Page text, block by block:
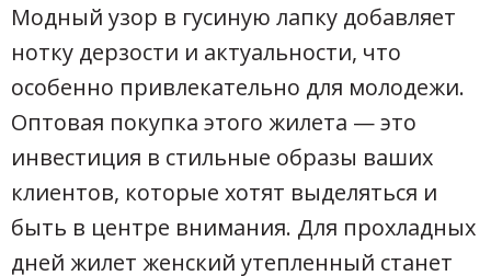
Модный узор в гусиную лапку добавляет
нотку дерзости и актуальности, что
особенно привлекательно для молодежи.
Оптовая покупка этого жилета — это
инвестиция в стильные образы ваших
клиентов, которые хотят выделяться и
быть в центре внимания. Для прохладных
дней жилет женский утепленный станет